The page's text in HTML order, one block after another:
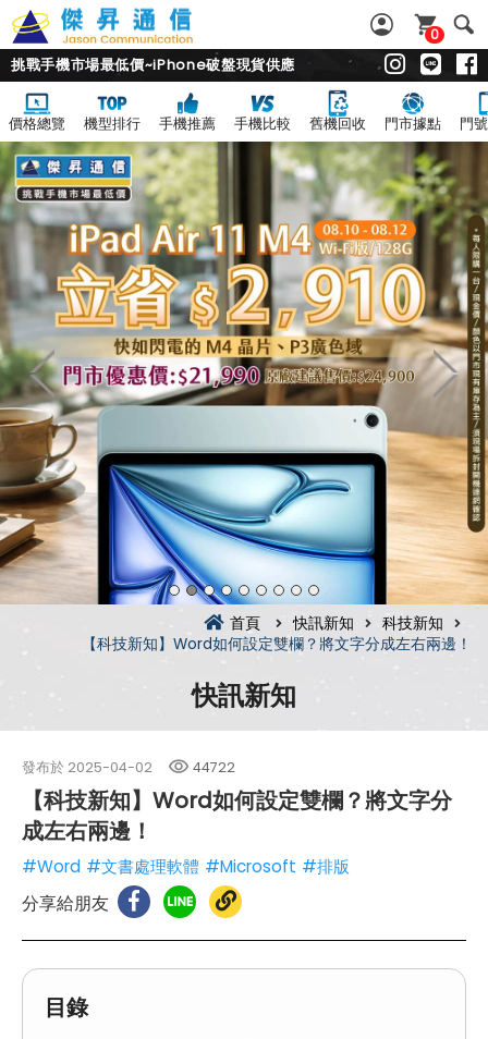
0
挑戰手機市場最低價~iPhone破盤現貨供應
價格總覽 機型排行 手機推薦 手機比較 舊機回收 門市據點 門
首頁 快訊新知
科技新知
【科技新知】Word如何設定雙欄？將文字分成左右兩邊！
快訊新知
發布於 2025-04-02 44722
【科技新知】Word如何設定雙欄？將文字分
成左右兩邊！
#Word #文書處理軟體 #Microsoft #排版
分享給朋友
目錄